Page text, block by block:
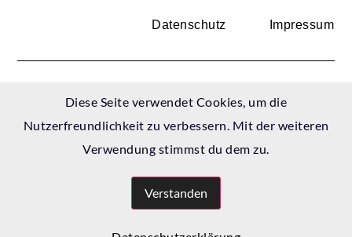
Datenschutz Impressum
Kunsträume grenzenlos Bahnhofstraße 52 94252
Bayerisch Eisenstein
galerie@kunstraeume-grenzenlos.de
Diese Seite verwendet Cookies, um die
Nutzerfreundlichkeit zu verbessern. Mit der weiteren
Verwendung stimmst du dem zu.
Verstanden